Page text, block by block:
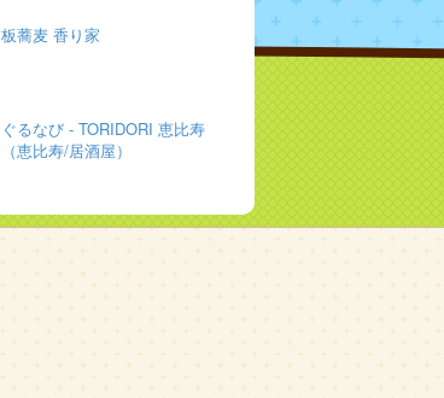
板蕎麦 香り家
ぐるなび - TORIDORI 恵比寿
（恵比寿/居酒屋）